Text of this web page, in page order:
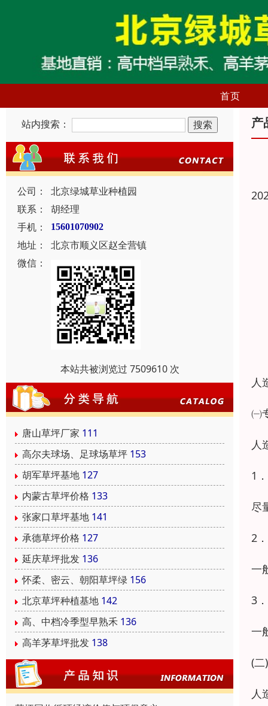
首页
站内搜索：
公司：
北京绿城草业种植园
联系：
胡经理
手机：
15601070902
地址：
北京市顺义区赵全营镇
微信：
本站共被浏览过 7509610 次
唐山草坪厂家 111
高尔夫球场、足球场草坪 153
胡军草坪基地 127
内蒙古草坪价格 133
张家口草坪基地 141
承德草坪价格 127
延庆草坪批发 136
怀柔、密云、朝阳草坪绿 156
北京草坪种植基地 142
高、中档冷季型早熟禾 136
高羊茅草坪批发 138
产
人
㈠
人
1
尽
2
一
3
一
(
人